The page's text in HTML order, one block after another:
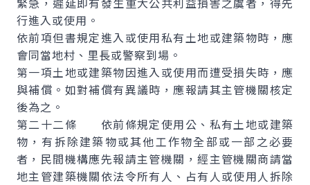
行進入或使用。
依前項但書規定進入或使用私有土地或建築物時，應
會同當地村、里長或警察到場。
第一項土地或建築物因進入或使用而遭受損失時，應
與補償。如對補償有異議時，應報請其主管機關核定
後為之。
第二十二條 依前條規定使用公、私有土地或建築
物，有拆除建築物或其他工作物全部或一部之必要
者，民間機構應先報請主管機關，經主管機關商請當
地主管建築機關依法令所有人、占有人或使用人拆除